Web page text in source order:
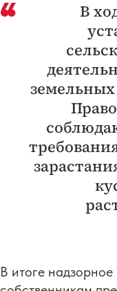
В
земельных
В итоге